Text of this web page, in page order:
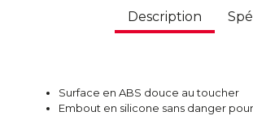
Description
Surface en ABS douce au toucher
Embout en silicone sans danger